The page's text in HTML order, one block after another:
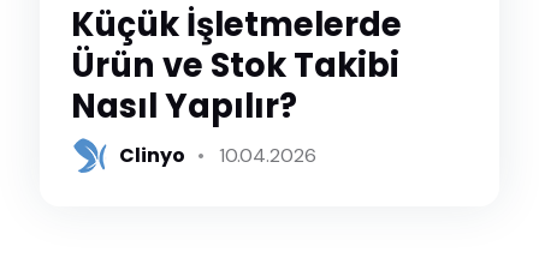
Küçük İşletmelerde
Ürün ve Stok Takibi
Nasıl Yapılır?
Clinyo 10.04.2026